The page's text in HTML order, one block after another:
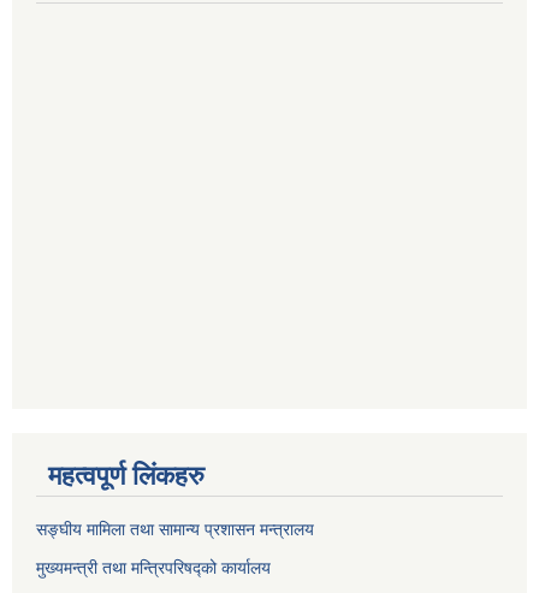
महत्वपूर्ण लिंकहरु
सङ्घीय मामिला तथा सामान्य प्रशासन मन्त्रालय
मुख्यमन्त्री तथा मन्त्रिपरिषद्को कार्यालय